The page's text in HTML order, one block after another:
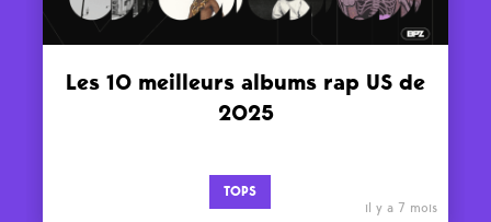
Les 10 meilleurs albums rap US de
2025
TOPS
il y a 7 mois